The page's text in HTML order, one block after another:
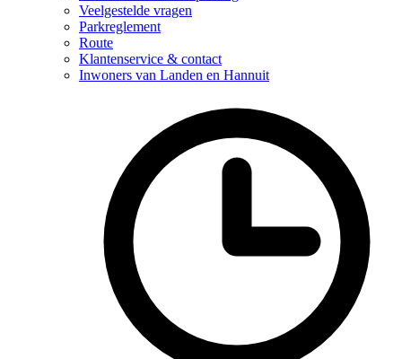
Veelgestelde vragen
Parkreglement
Route
Klantenservice & contact
Inwoners van Landen en Hannuit